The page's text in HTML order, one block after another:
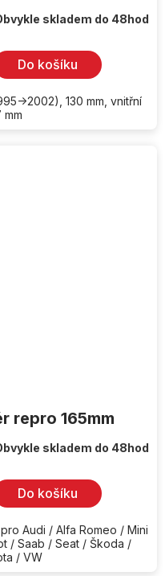
skladem do 48hod
Do košíku
>2002), 130 mm, vnitřní
mm
repro 165mm
skladem do 48hod
Do košíku
Audi / Alfa Romeo / Mini
/ Saab / Seat / Škoda /
/ VW